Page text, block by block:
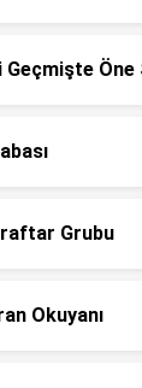
Geçmişte
Grubu
Okuyanı